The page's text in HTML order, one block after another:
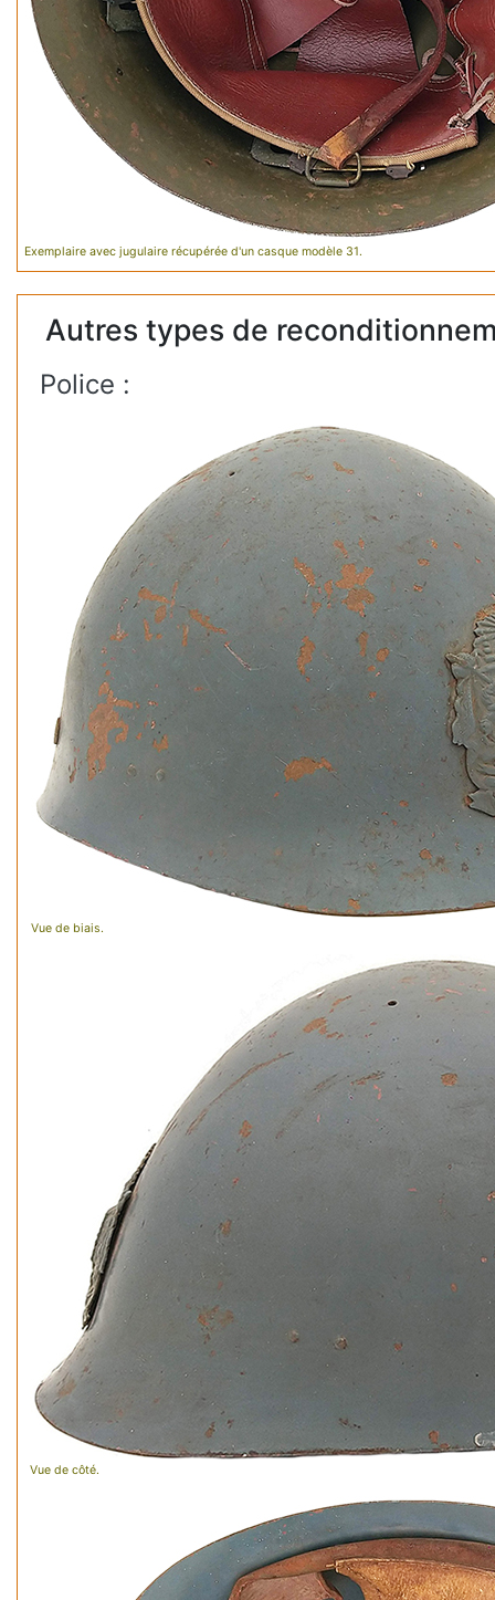
Exemplaire avec jugulaire récupérée d'un casque modèle 31.
Autres types de
Police :
Vue de biais.
Vue de côté.